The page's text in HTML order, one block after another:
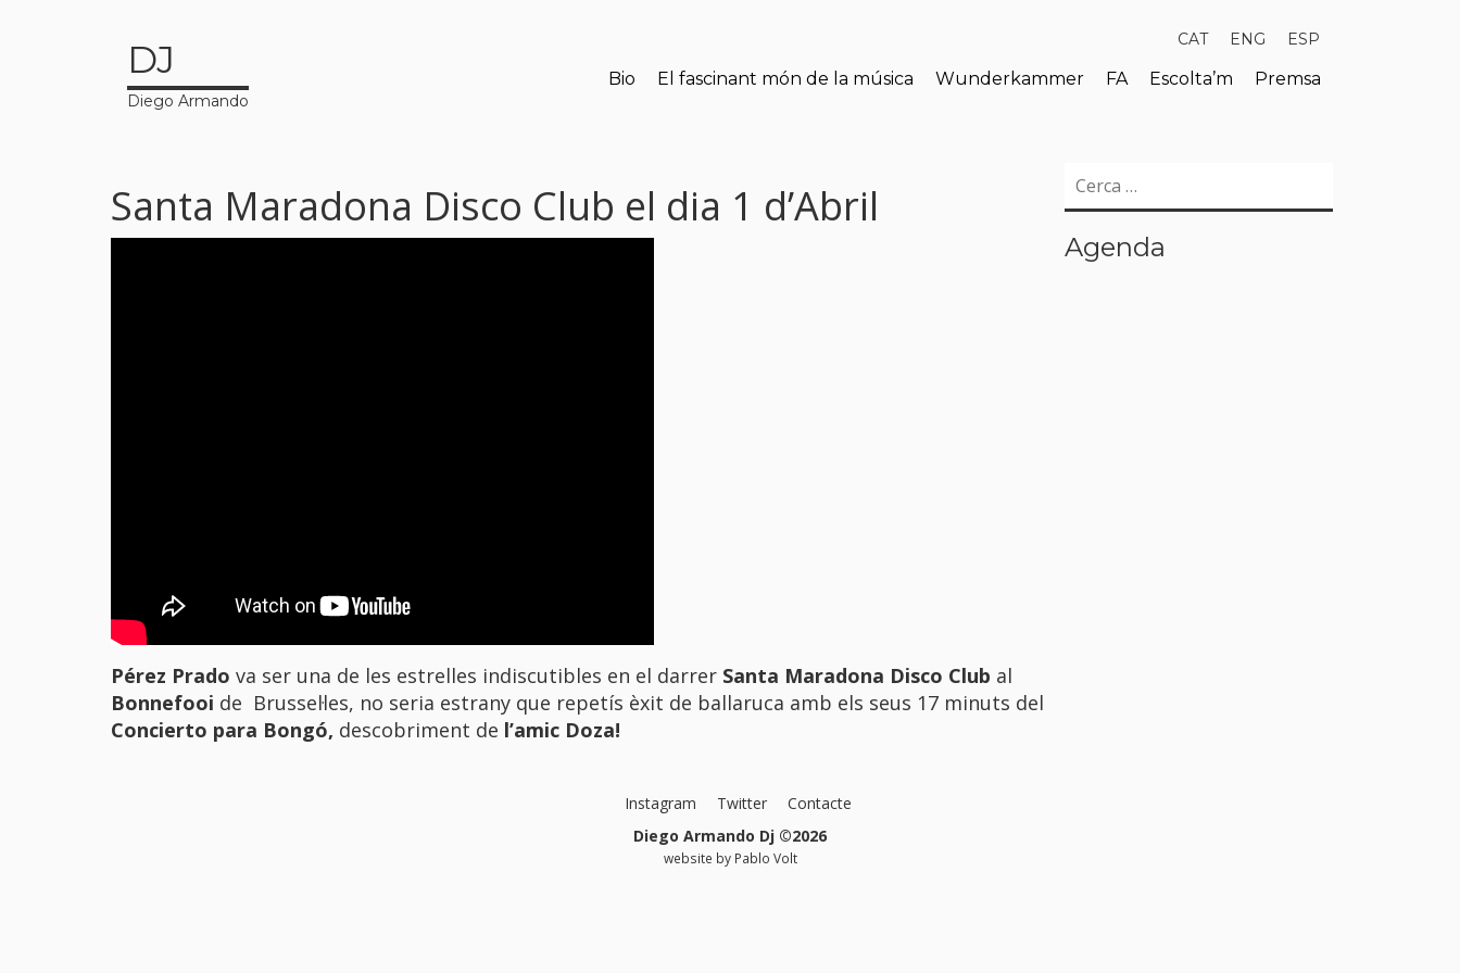
CAT ENG ESP
DJ
Diego Armando
Bio El fascinant món de la música Wunderkammer FA Escolta’m Premsa
Santa Maradona Disco Club el dia 1 d’Abril
Pérez Prado va ser una de les estrelles indiscutibles en el darrer Santa Maradona Disco Club al
Bonnefooi de Brussel·les, no seria estrany que repetís èxit de ballaruca amb els seus 17 minuts del
Concierto para Bongó, descobriment de l’amic Doza!
Cerca:
Agenda
Instagram Twitter
Contacte
Diego Armando Dj ©2026
website by Pablo Volt